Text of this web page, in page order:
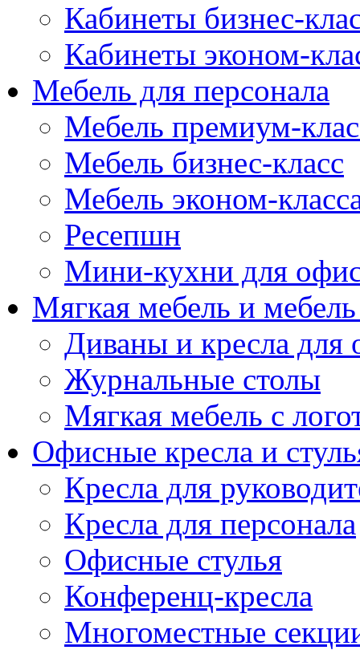
Кабинеты бизнес-
Кабинеты эконом-
Мебель для персонала
Мебель премиум-
Мебель бизнес-класс
Мебель эконом-
Ресепшн
Мини-кухни для
Мягкая мебель и
Диваны и кресла для
Журнальные столы
Мягкая мебель с
Офисные кресла и
Кресла для
Кресла для персонала
Офисные стулья
Конференц-кресла
Многоместные